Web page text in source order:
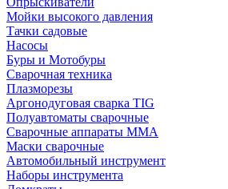
Мойки высокого давления
Тачки садовые
Насосы
Буры и Мотобуры
Сварочная техника
Плазморезы
Аргонодуговая сварка TIG
Полуавтоматы сварочные
Сварочные аппараты ММА
Маски сварочные
Автомобильный инструмент
Наборы инструмента